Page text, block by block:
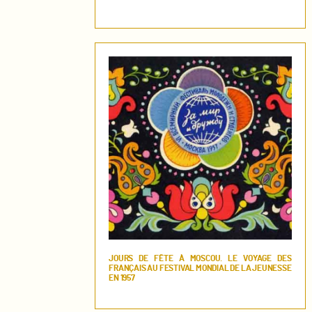
JOURS DE FÊTE À MOSCOU. LE VOYAGE DES
FRANÇAIS AU FESTIVAL MONDIAL DE LA JEUNESSE
EN 1957